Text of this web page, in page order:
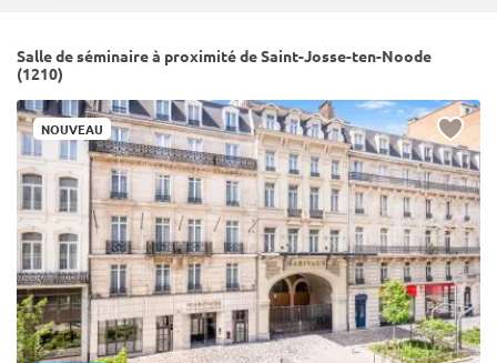
Salle de séminaire à proximité de Saint-Josse-ten-Noode
(1210)
NOUVEAU